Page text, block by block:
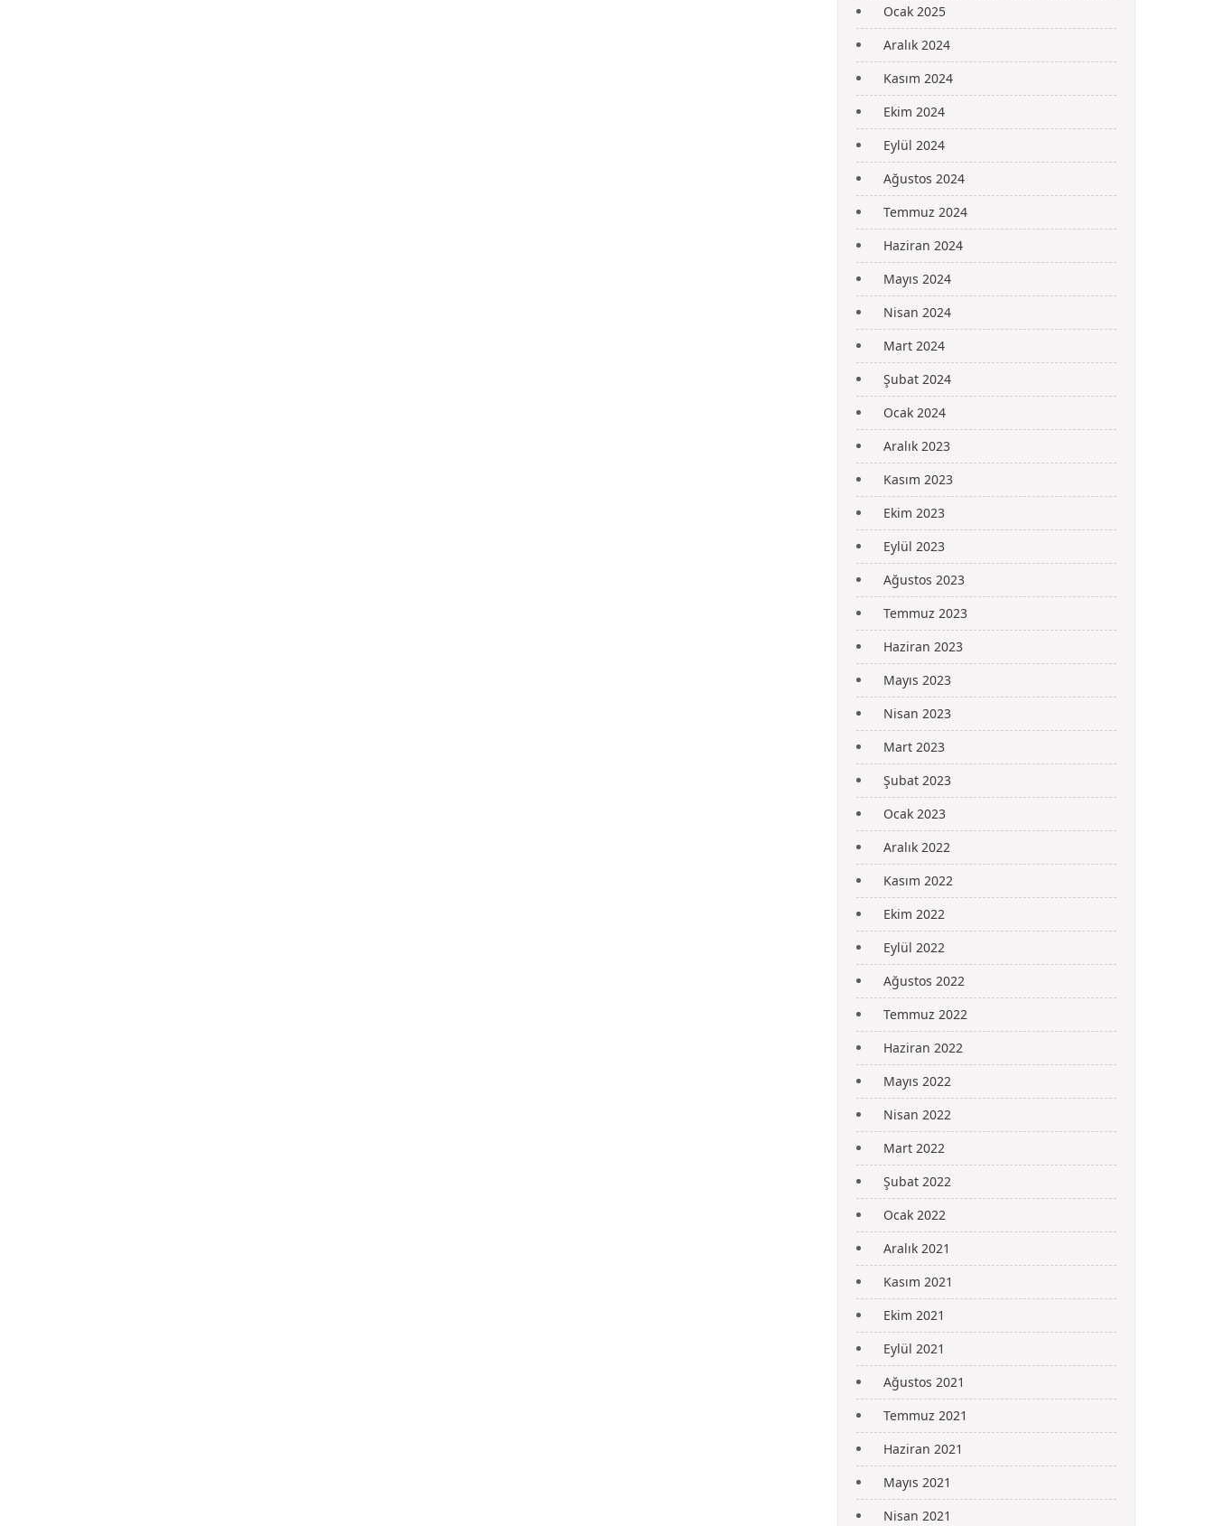
Ocak 2025
Aralık 2024
Kasım 2024
Ekim 2024
Eylül 2024
Ağustos 2024
Temmuz 2024
Haziran 2024
Mayıs 2024
Nisan 2024
Mart 2024
Şubat 2024
Ocak 2024
Aralık 2023
Kasım 2023
Ekim 2023
Eylül 2023
Ağustos 2023
Temmuz 2023
Haziran 2023
Mayıs 2023
Nisan 2023
Mart 2023
Şubat 2023
Ocak 2023
Aralık 2022
Kasım 2022
Ekim 2022
Eylül 2022
Ağustos 2022
Temmuz 2022
Haziran 2022
Mayıs 2022
Nisan 2022
Mart 2022
Şubat 2022
Ocak 2022
Aralık 2021
Kasım 2021
Ekim 2021
Eylül 2021
Ağustos 2021
Temmuz 2021
Haziran 2021
Mayıs 2021
Nisan 2021